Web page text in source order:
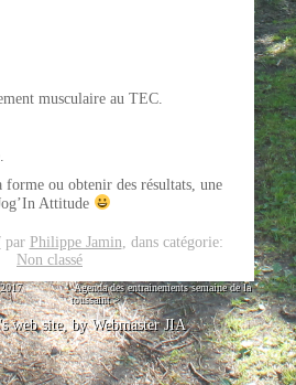
musculaire au TEC.
ou obtenir des résultats, une
Attitude
par Philippe Jamin, dans catégorie:
Non classé
2017
Agenda des entrainements semaine de la
toussaint>
web site, by Webmaster JIA